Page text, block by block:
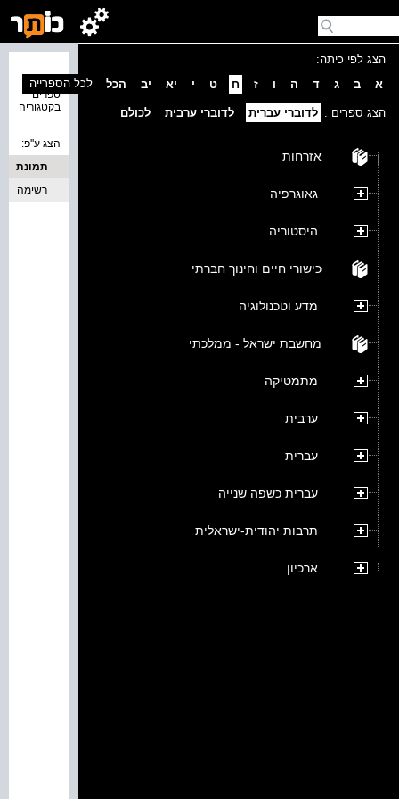
הצג לפי כיתה:
א
ב ג ד ה ו ז ח ט י יא יב הכל
הצג ספרים : לדוברי עברית לדוברי ערבית לכולם
אזרחות
גאוגרפיה
היסטוריה
כישורי חיים וחינוך חברתי
מדע וטכנולוגיה
מחשבת ישראל - ממלכתי
מתמטיקה
ערבית
עברית
עברית כשפה שנייה
תרבות יהודית-ישראלית
ארכיון
ספרים
בקטגוריה
לכל הספרייה
הצג ע''פ:
תמונת
כריכה
רשימה